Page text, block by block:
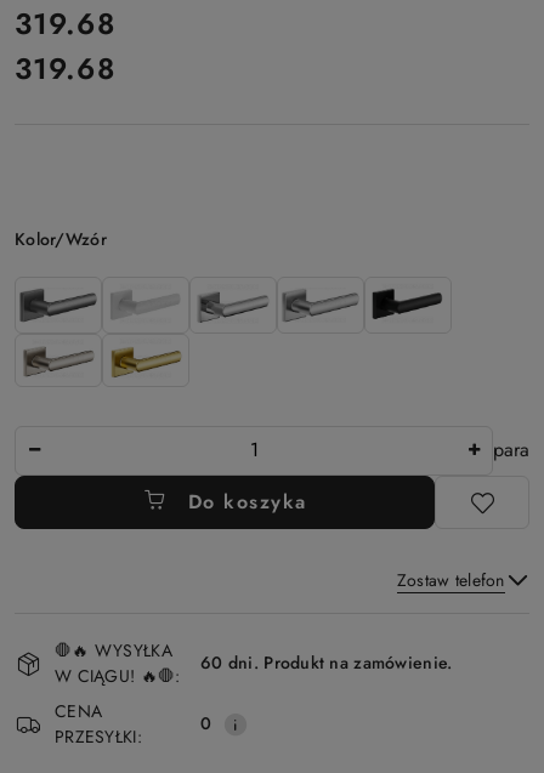
cena:
319.68
Cena:
319.68
Wariant
Kolor/Wzór
para
Do koszyka
Zostaw telefon
i
dostawa
🛑🔥 WYSYŁKA
W CIĄGU! 🔥🛑:
60 dni. Produkt na zamówienie.
CENA
PRZESYŁKI:
0